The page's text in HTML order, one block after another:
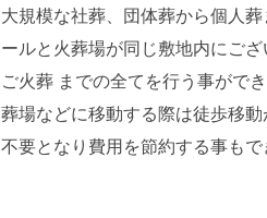
大規模な社葬、団体葬から個人
ールと火葬場が同じ敷地内にご
ご火葬 までの全てを行う事がで
葬場などに移動する際は徒歩移
不要となり費用を節約する事もで